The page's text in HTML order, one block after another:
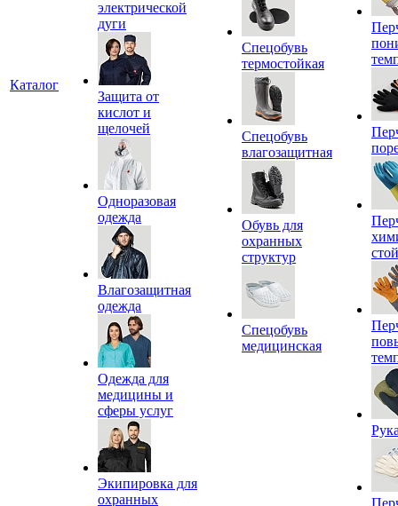
Каталог
электрической
дуги
Защита от
кислот и
щелочей
Одноразовая
одежда
Влагозащитная
одежда
Одежда для
медицины и
сферы услуг
Экипировка для
охранных
Спецобувь
термостойкая
Спецобувь
влагозащитная
Обувь для
охранных
структур
Спецобувь
медицинская